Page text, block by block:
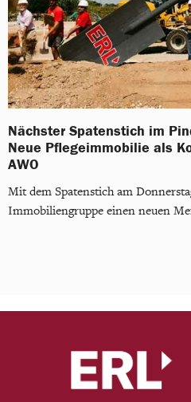
Nächster Spatenstich im
Neue Pflegeimmobilie als
AWO
Mit dem Spatenstich am
Immobiliengruppe einen neuen